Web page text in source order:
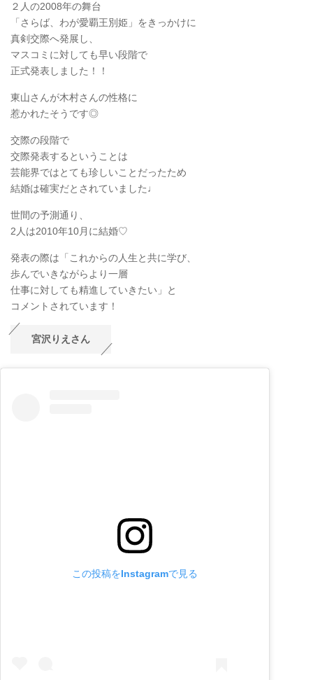
２人の2008年の舞台
「さらば、わが愛覇王別姫」をきっかけに
真剣交際へ発展し、
マスコミに対しても早い段階で
正式発表しました！！
東山さんが木村さんの性格に
惹かれたそうです◎
交際の段階で
交際発表するということは
芸能界ではとても珍しいことだったため
結婚は確実だとされていました♩
世間の予測通り、
2人は2010年10月に結婚♡
発表の際は「これからの人生と共に学び、
歩んでいきながらより一層
仕事に対しても精進していきたい」と
コメントされています！
宮沢りえさん
この投稿をInstagramで見る